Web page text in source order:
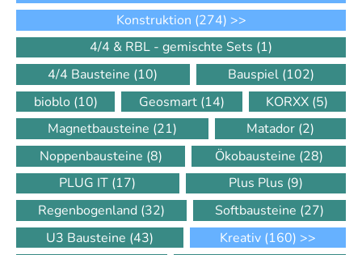
Konstruktion (274) >>
4/4 & RBL - gemischte Sets (1)
4/4 Bausteine (10) Bauspiel (102)
bioblo (10) Geosmart (14) KORXX (5)
Magnetbausteine (21) Matador (2)
Noppenbausteine (8) Ökobausteine (28)
PLUG IT (17) Plus Plus (9)
Regenbogenland (32) Softbausteine (27)
U3 Bausteine (43) Kreativ (160) >>